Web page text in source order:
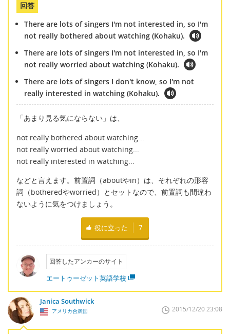
回答
There are lots of singers I'm not interested in, so I'm
not really bothered about watching (Kohaku).
There are lots of singers I'm not interested in, so I'm
not really worried about watching (Kohaku).
There are lots of singers I don't know, so I'm not
really interested in watching (Kohaku).
「あまり見る気にならない」は、
not really bothered about watching...
not really worried about watching...
not really interested in watching...
などと言えます。前置詞（aboutやin）は、それぞれの形容
詞（botheredやworried）とセットなので、前置詞も間違わ
ないように気をつけましょう。
役に立った 7
回答したアンカーのサイト
エートゥーゼット英語学校
Janica Southwick
アメリカ合衆国 2015/12/20 23:08